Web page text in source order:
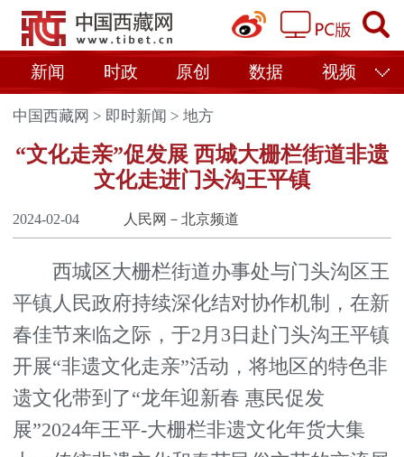
新闻 时政 原创 数据 视频
中国西藏网 > 即时新闻 >地方
“文化走亲”促发展 西城大栅栏街道非遗
文化走进门头沟王平镇
2024-02-04 人民网－北京频道
西城区大栅栏街道办事处与门头沟区王
平镇人民政府持续深化结对协作机制，在新
春佳节来临之际，于2月3日赴门头沟王平镇
开展“非遗文化走亲”活动，将地区的特色非
遗文化带到了“龙年迎新春 惠民促发
展”2024年王平-大栅栏非遗文化年货大集